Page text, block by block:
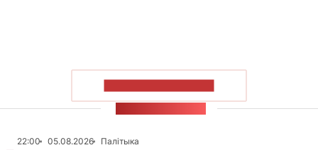
22:00 05.08.2026
Палітыка